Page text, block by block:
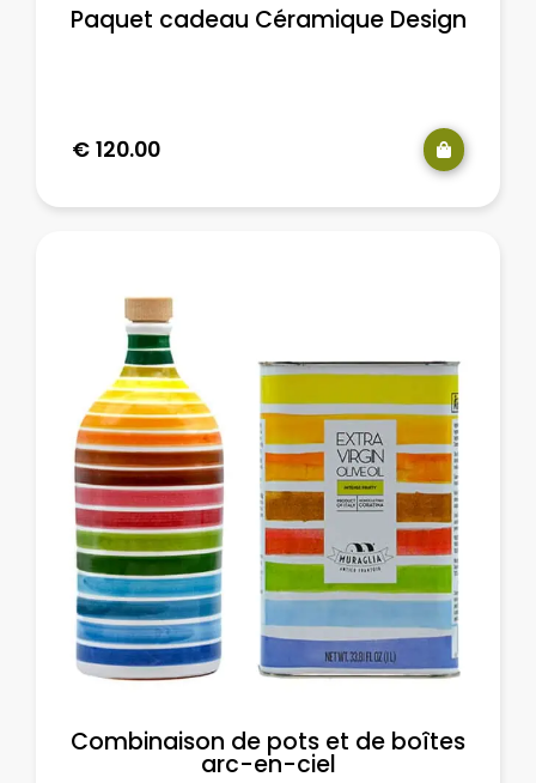
Paquet cadeau Céramique Design
€ 120.00
Combinaison de pots et de boîtes
arc-en-ciel